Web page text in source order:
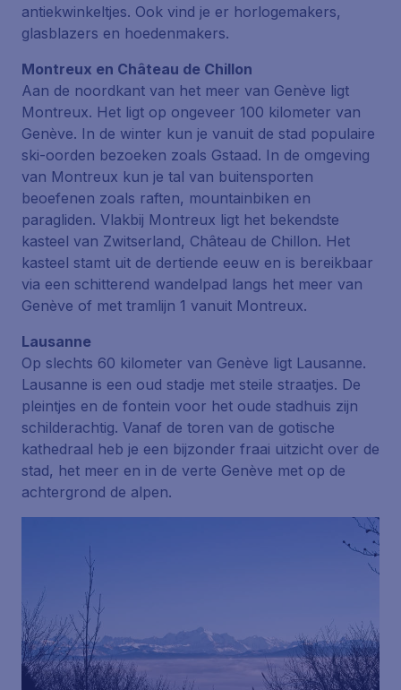
antiekwinkeltjes. Ook vind je er horlogemakers,
glasblazers en hoedenmakers.
Montreux en Château de Chillon
Aan de noordkant van het meer van Genève ligt
Montreux. Het ligt op ongeveer 100 kilometer van
Genève. In de winter kun je vanuit de stad populaire
ski-oorden bezoeken zoals Gstaad. In de omgeving
van Montreux kun je tal van buitensporten
beoefenen zoals raften, mountainbiken en
paragliden. Vlakbij Montreux ligt het bekendste
kasteel van Zwitserland, Château de Chillon. Het
kasteel stamt uit de dertiende eeuw en is bereikbaar
via een schitterend wandelpad langs het meer van
Genève of met tramlijn 1 vanuit Montreux.
Lausanne
Op slechts 60 kilometer van Genève ligt Lausanne.
Lausanne is een oud stadje met steile straatjes. De
pleintjes en de fontein voor het oude stadhuis zijn
schilderachtig. Vanaf de toren van de gotische
kathedraal heb je een bijzonder fraai uitzicht over de
stad, het meer en in de verte Genève met op de
achtergrond de alpen.